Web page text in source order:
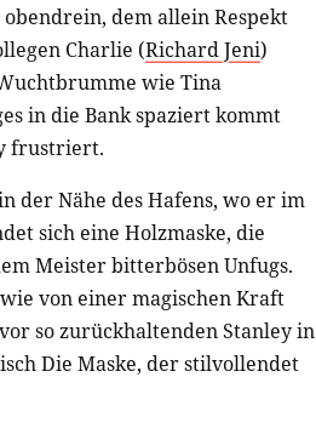
dem allein Respekt
Charlie (Richard Jeni)
wie Tina
in die Bank spaziert kommt
frustriert.
der Nähe des Hafens, wo er im
sich eine Holzmaske, die
Meister bitterbösen Unfugs.
von einer magischen Kraft
so zurückhaltenden Stanley in
Die Maske, der stilvollendet